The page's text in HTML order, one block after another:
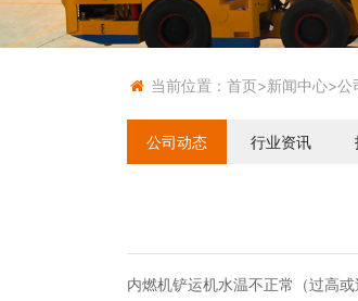
当前位置： 首页>新闻中心>公
公司动态 行业资讯
内燃机铲运机水温不正常（过高